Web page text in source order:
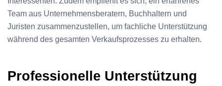
Team aus Unternehmensberatern, Buchhaltern und
Juristen zusammenzustellen, um fachliche Unterstützung
während des gesamten Verkaufsprozesses zu erhalten.
Professionelle Unterstützung